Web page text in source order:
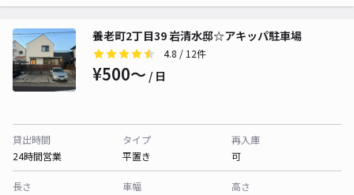
養老町2丁目39 岩清水邸☆アキッパ駐車場
4.8 / 12件
¥500〜 / 日
貸出時間
24時間営業
タイプ
平置き
再入庫
可
長さ
車幅
高さ